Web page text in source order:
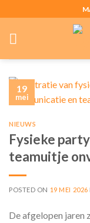
to
content
19
mei
NIEUWS
Fysieke
teamuitje
POSTED ON 19 MEI 2026
De afgelopen jaren